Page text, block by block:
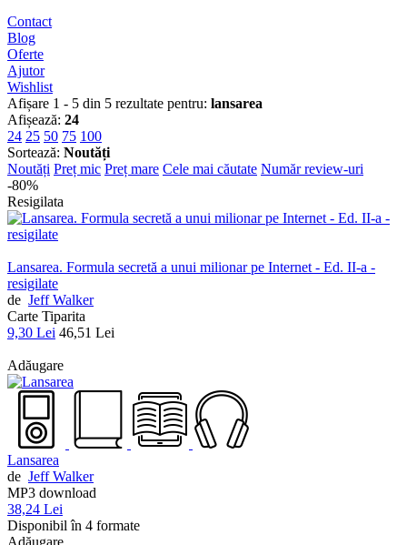
Contact
Blog
Oferte
Ajutor
Wishlist
Afișare 1 - 5 din 5 rezultate pentru: lansarea
Afișează: 24
24 25 50 75 100
Sortează: Noutăți
Noutăți Preț mic Preț mare Cele mai căutate Număr review-uri
-80%
Resigilata
Lansarea. Formula secretă a unui milionar pe Internet - Ed. II-a -
resigilate
de Jeff Walker
Carte Tiparita
9,30 Lei 46,51 Lei
Adăugare
Lansarea
de Jeff Walker
MP3 download
38,24 Lei
Disponibil în 4 formate